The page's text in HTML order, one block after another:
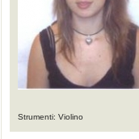
Strumenti: Violino